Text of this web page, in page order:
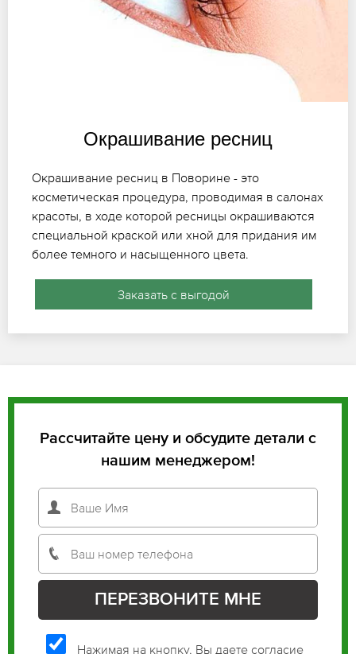
Окрашивание ресниц
Окрашивание ресниц в Поворине - это
косметическая процедура, проводимая в салонах
красоты, в ходе которой ресницы окрашиваются
специальной краской или хной для придания им
более темного и насыщенного цвета.
Заказать с выгодой
Рассчитайте цену и обсудите детали с
нашим менеджером!
Нажимая на кнопку, Вы даете согласие